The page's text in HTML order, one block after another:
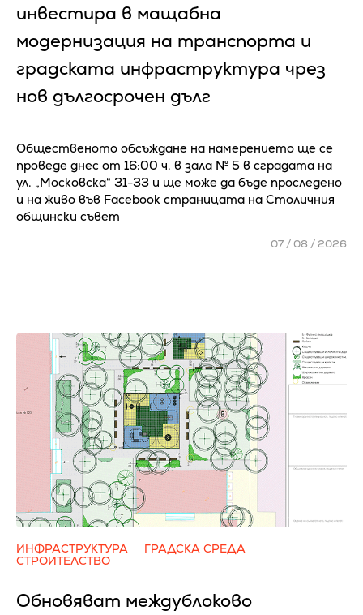
инвестира в мащабна
модернизация на транспорта и
градската инфраструктура чрез
нов дългосрочен дълг
Общественото обсъждане на намерението ще се
проведе днес от 16:00 ч. в зала № 5 в сградата на
ул. „Московска“ 31-33 и ще може да бъде проследено
и на живо във Facebook страницата на Столичния
общински съвет
07 / 08 / 2026
ИНФРАСТРУКТУРА
ГРАДСКА СРЕДА
СТРОИТЕЛСТВО
Обновяват междублоково